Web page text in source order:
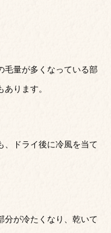
毛量が多くなっている部
ります。
、ドライ後に冷風を当て
分が冷たくなり、乾いて